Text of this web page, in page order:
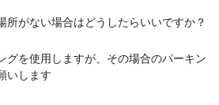
所がない場合はどうしたらいいですか？
グを使用しますが、その場合のパーキン
いします